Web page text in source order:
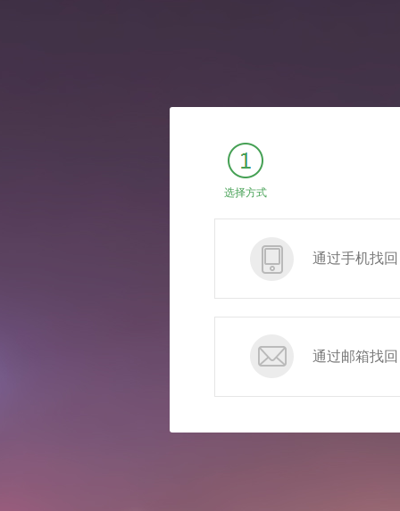
选择方式
通过手机找回
通过邮箱找回